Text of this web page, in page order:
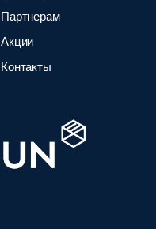
Партнерам
Акции
Контакты